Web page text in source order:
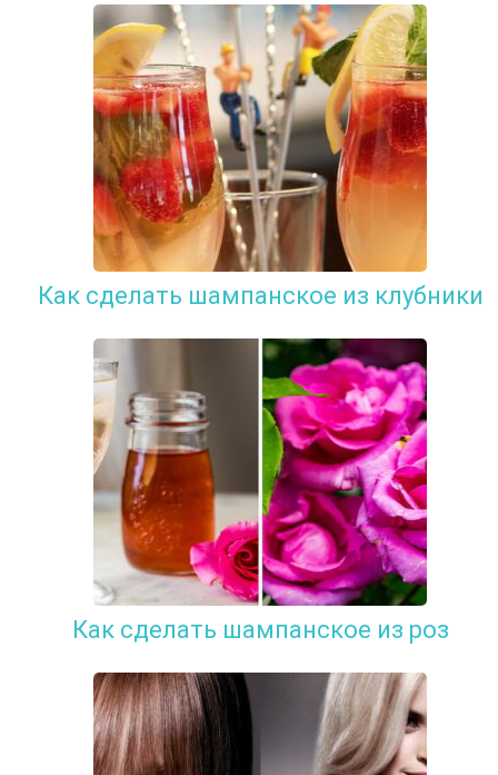
Как сделать шампанское из клубники
Как сделать шампанское из роз